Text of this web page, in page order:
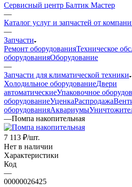
Сервисный центр Балтик Мастер
—
Каталог услуг и запчастей от
—
Запчасти
Ремонт оборудованияТехническое
оборудованияОборудование
—
Запчасти для климатической техники
Холодильное оборудованиеДвери
автоматическиеУпаковочное
оборудованиеУценкаРаспродажа
оборудованияАквариумы
—Помпа накопительная
7 113 ₽/шт.
Нет в наличии
Характеристики
Код
—
00000026425